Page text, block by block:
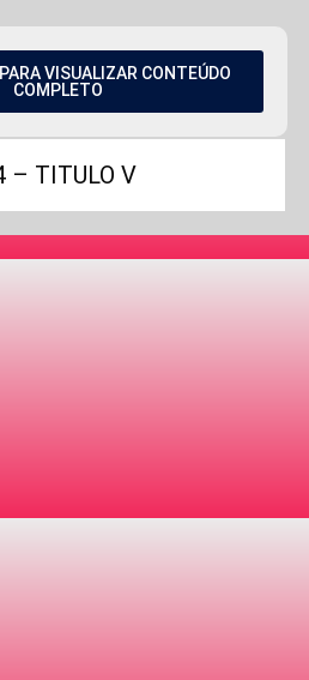
VISUALIZAR CONTEÚDO
COMPLETO
– TITULO V